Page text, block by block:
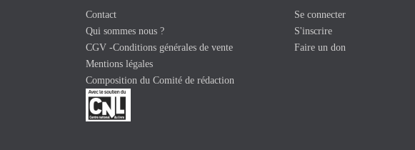
Contact
Qui sommes nous ?
CGV -Conditions générales de vente
Mentions légales
Composition du Comité de rédaction
Se connecter
S'inscrire
Faire un don